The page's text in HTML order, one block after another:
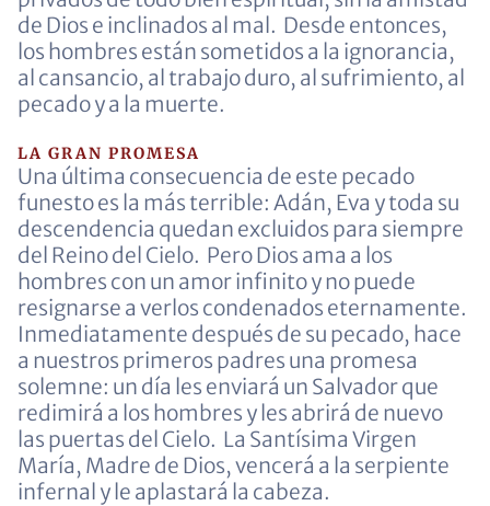
de Dios e inclinados al mal. Desde entonces,
los hombres están sometidos a la ignorancia,
al cansancio, al trabajo duro, al sufrimiento, al
pecado y a la muerte.
LA GRAN PROMESA
Una última consecuencia de este pecado
funesto es la más terrible: Adán, Eva y toda su
descendencia quedan excluidos para siempre
del Reino del Cielo. Pero Dios ama a los
hombres con un amor infinito y no puede
resignarse a verlos condenados eternamente.
Inmediatamente después de su pecado, hace
a nuestros primeros padres una promesa
solemne: un día les enviará un Salvador que
redimirá a los hombres y les abrirá de nuevo
las puertas del Cielo. La Santísima Virgen
María, Madre de Dios, vencerá a la serpiente
infernal y le aplastará la cabeza.